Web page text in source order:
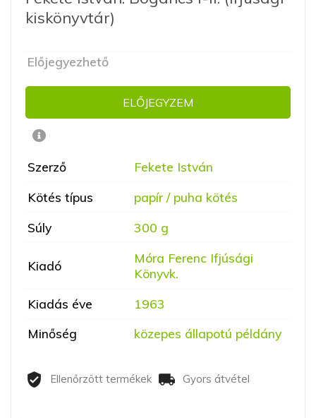
kiskönyvtár)
Előjegyezhető
ELŐJEGYZEM
Szerző
Fekete István
Kötés típus
papír / puha kötés
Súly
300 g
Kiadó
Móra Ferenc Ifjúsági
Könyvk.
Kiadás éve
1963
Minőség
közepes állapotú példány
Ellenőrzött termékek Gyors átvétel